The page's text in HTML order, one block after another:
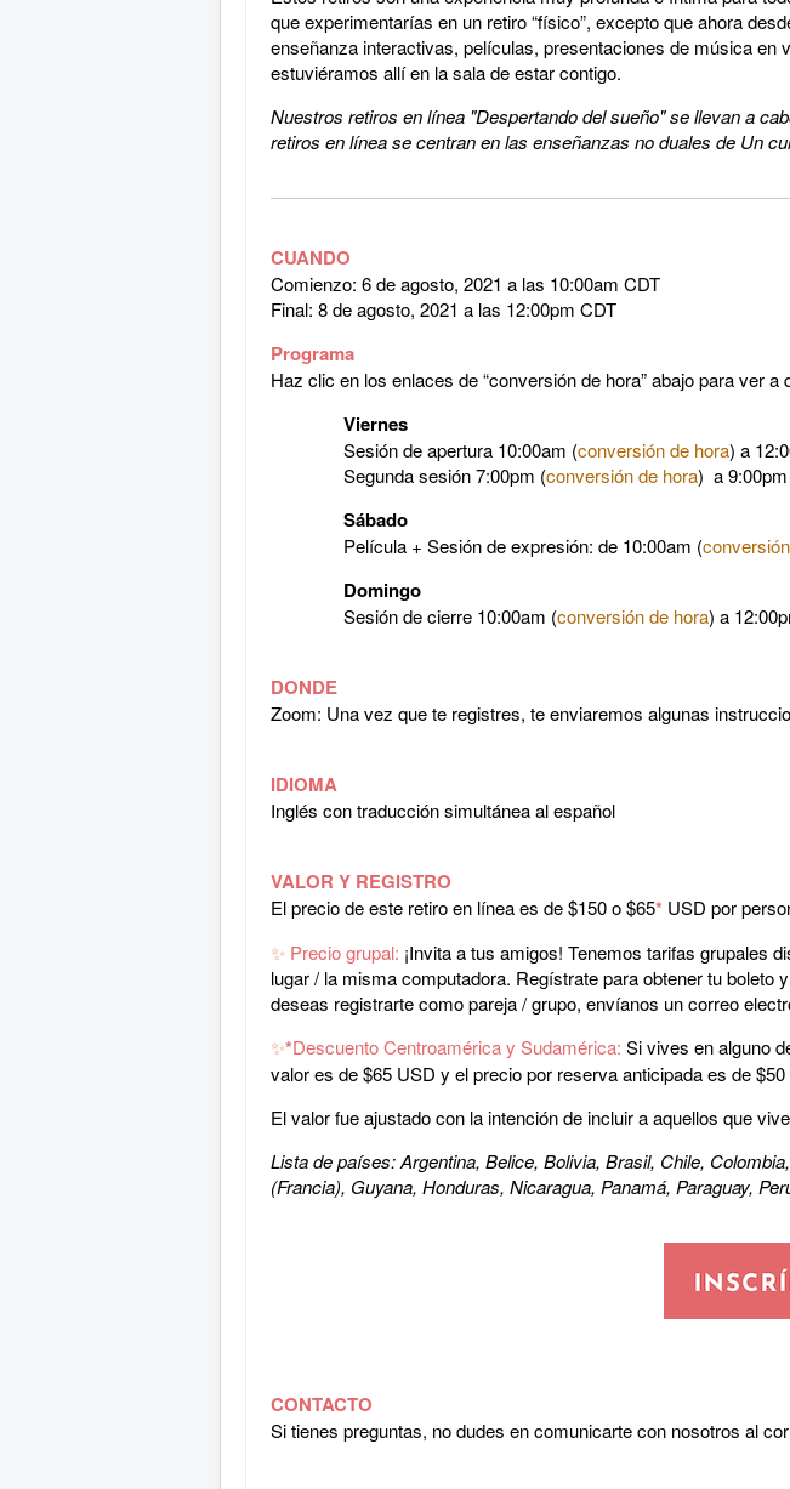
que experimentarías en un retiro “físico”, excepto que ahora
enseñanza interactivas, películas, presentaciones de música
estuviéramos allí en la sala de estar contigo.
Nuestros retiros en línea "Despertando del sueño" se llevan a
retiros en línea se centran en las enseñanzas no duales de Un
CUANDO
Comienzo: 6 de agosto, 2021 a las 10:00am CDT
Final: 8 de agosto, 2021 a las 12:00pm CDT
Programa
Haz clic en los enlaces de “conversión de hora” abajo para ver
Viernes
Sesión de apertura 10:00am (conversión de hora) a
Segunda sesión 7:00pm (conversión de hora) a
Sábado
Película + Sesión de expresión: de 10:00am (
Domingo
Sesión de cierre 10:00am (conversión de hora) a
DONDE
Zoom: Una vez que te registres, te enviaremos algunas
IDIOMA
Inglés con traducción simultánea al español
VALOR Y REGISTRO
El precio de este retiro en línea es de $150 o $65* USD por
✨ Precio grupal: ¡Invita a tus amigos! Tenemos tarifas grupales
lugar / la misma computadora. Regístrate para obtener tu
deseas registrarte como pareja / grupo, envíanos un correo
✨*Descuento Centroamérica y Sudamérica: Si vives en alguno
valor es de $65 USD y el precio por reserva anticipada es de
El valor fue ajustado con la intención de incluir a aquellos que
Lista de países: Argentina, Belice, Bolivia, Brasil, Chile,
(Francia), Guyana, Honduras, Nicaragua, Panamá, Paraguay,
CONTACTO
Si tienes preguntas, no dudes en comunicarte con nosotros al